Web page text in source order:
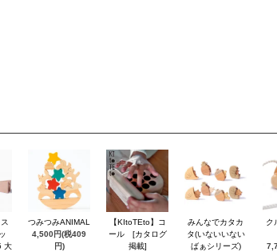
大
つみつみANIMAL
4,500円(税409
円)
【KItoTEto】コ
ール [カタログ
掲載]
みんなでカタカ
タ(いないいない
ばぁシリーズ)
ク